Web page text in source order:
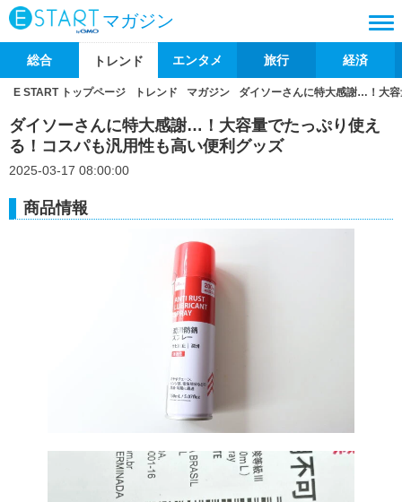
マガジン
総合 トレンド エンタメ 旅行 経済
E START トップページ トレンド マガジン ダイソーさんに特大感謝…！大
ダイソーさんに特大感謝…！大容量でたっぷり使え
る！コスパも汎用性も高い便利グッズ
2025-03-17 08:00:00
商品情報